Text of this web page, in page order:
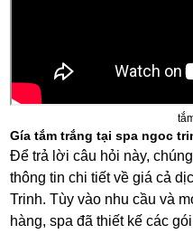
Gía tắm trắng tại spa ngoc
Để trả lời câu hỏi này,
thông tin chi tiết về giá cả
Trinh. Tùy vào nhu cầu và
hàng, spa đã thiết kế các